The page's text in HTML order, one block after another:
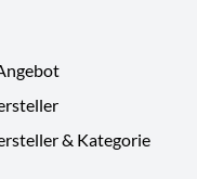
& Kategorie